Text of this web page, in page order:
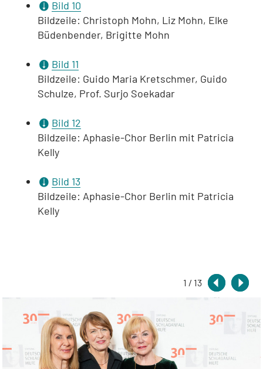
Bild 10
Bildzeile: Christoph Mohn, Liz Mohn, Elke
Büdenbender, Brigitte Mohn
Bild 11
Bildzeile: Guido Maria Kretschmer, Guido
Schulze, Prof. Surjo Soekadar
Bild 12
Bildzeile: Aphasie-Chor Berlin mit Patricia
Kelly
Bild 13
Bildzeile: Aphasie-Chor Berlin mit Patricia
Kelly
1 / 13